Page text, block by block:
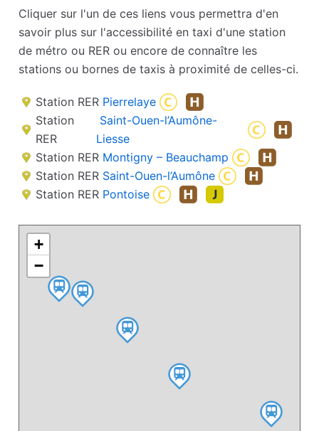
Cliquer sur l'un de ces liens vous permettra d'en
savoir plus sur l'accessibilité en taxi d'une station
de métro ou RER ou encore de connaître les
stations ou bornes de taxis à proximité de celles-ci.
Station RER Pierrelaye
Station
RER
Saint-Ouen-l’Aumône-
Liesse
Station RER Montigny – Beauchamp
Station RER Saint-Ouen-l’Aumône
Station RER Pontoise
+
−